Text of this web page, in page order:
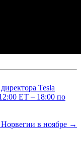
Tesla
ET – 18:00 по
Норвегии в ноябре →